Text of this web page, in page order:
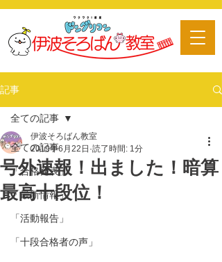
記事
全ての記事
「合格発表」
「最新情報」
「活動報告」
「十段合格者の声」
全ての記事
号外速報！出ました！暗算
最高十段位！
伊波そろばん教室
2019年6月22日 読了時間: 1分